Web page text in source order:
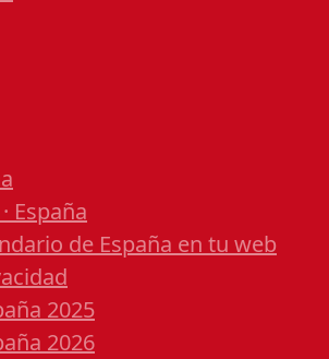
España
de España en tu web
2025
2026